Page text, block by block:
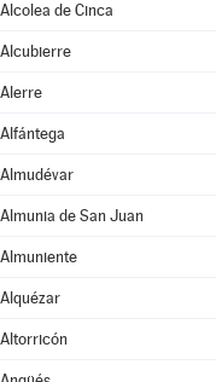
Alcolea de Cinca
Alcubierre
Alerre
Alfántega
Almudévar
Almunia de San Juan
Almuniente
Alquézar
Altorricón